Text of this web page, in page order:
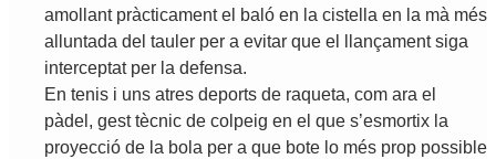
amollant pràcticament el baló en la cistella en la mà més
alluntada del tauler per a evitar que el llançament siga
interceptat per la defensa.
En tenis i uns atres deports de raqueta, com ara el
pàdel , gest tècnic de colpeig en el que s’esmortix la
proyecció de la bola per a que bote lo més prop possible